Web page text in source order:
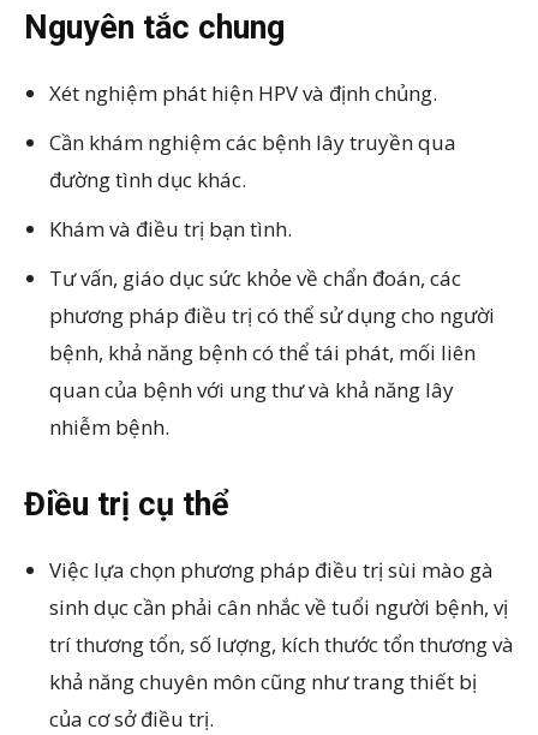
Nguyên tắc chung
Xét nghiệm phát hiện HPV và định chủng.
Cần khám nghiệm các bệnh lây truyền qua
đường tình dục khác.
Khám và điều trị bạn tình.
Tư vấn, giáo dục sức khỏe về chẩn đoán, các
phương pháp điều trị có thể sử dụng cho người
bệnh, khả năng bệnh có thể tái phát, mối liên
quan của bệnh với ung thư và khả năng lây
nhiễm bệnh.
Điều trị cụ thể
Việc lựa chọn phương pháp điều trị sùi mào gà
sinh dục cần phải cân nhắc về tuổi người bệnh, vị
trí thương tổn, số lượng, kích thước tổn thương và
khả năng chuyên môn cũng như trang thiết bị
của cơ sở điều trị.